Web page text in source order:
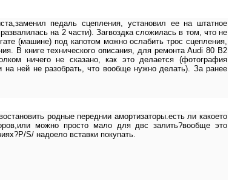
педаль сцепления, установил ее на штатное
на 2 части). Загвоздка сложилась в том, что не
(машине) под капотом можно ослабить трос сцепления,
В книге технического описания, для ремонта Audi 80 В2
ничего не сказано, как это делается (фотография
на ней не разобрать, что вообще нужно делать). За ранее
родные переднии амортизаторы.есть ли какоето
можно просто мало для двс залить?вообще это
S/ надоело вставки покупать.